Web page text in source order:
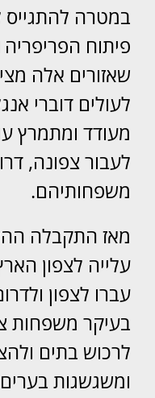
במטרה
פיתוח
שאזורים אלה
לעולים דוברי
מעודד ומתמרץ
לעבור צפונה,
משפחותיהם.
מאז התקבלה
עברו לצפון
בעיקר משפחות
לרכוש בתים
ומשגשגות